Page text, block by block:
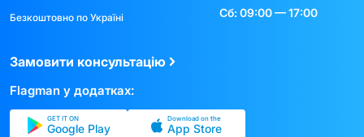
Безкоштовно по Україні
Сб: 09:00 — 17:00
Замовити консультацію
Flagman у додатках:
GET IT ON
Google Play
Download on the
App Store